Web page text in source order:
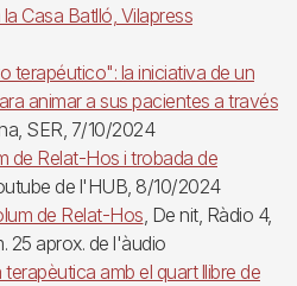
Casa Batlló, Vilapress
terapéutico": la iniciativa de un
animar a sus pacientes a través
SER, 7/10/2024
de Relat-Hos i trobada de
de l'HUB, 8/10/2024
de Relat-Hos, De nit, Ràdio 4,
25 aprox. de l'àudio
amb el quart llibre de